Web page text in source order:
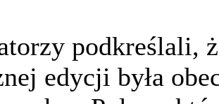
podkreślali,
edycji była